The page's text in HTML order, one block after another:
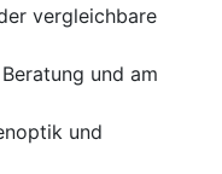
vergleichbare
und am
und